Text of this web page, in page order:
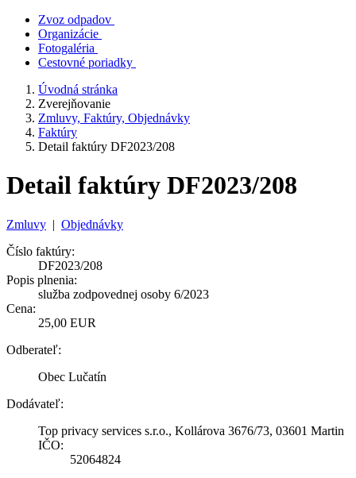
Zvoz odpadov
Organizácie
Fotogaléria
Cestovné poriadky
Úvodná stránka
Zverejňovanie
Zmluvy, Faktúry, Objednávky
Faktúry
Detail faktúry DF2023/208
Detail faktúry DF2023/208
Zmluvy | Objednávky
Číslo faktúry:
DF2023/208
Popis plnenia:
služba zodpovednej osoby 6/2023
Cena:
25,00 EUR
Odberateľ:
Obec Lučatín
Dodávateľ:
Top privacy services s.r.o., Kollárova 3676/73, 03601 Martin
IČO:
52064824